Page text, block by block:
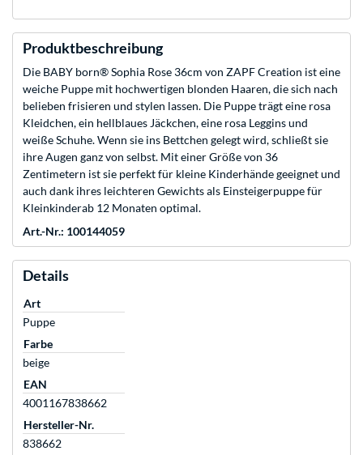
Produktbeschreibung
Die BABY born® Sophia Rose 36cm von ZAPF Creation ist eine
weiche Puppe mit hochwertigen blonden Haaren, die sich nach
belieben frisieren und stylen lassen. Die Puppe trägt eine rosa
Kleidchen, ein hellblaues Jäckchen, eine rosa Leggins und
weiße Schuhe. Wenn sie ins Bettchen gelegt wird, schließt sie
ihre Augen ganz von selbst. Mit einer Größe von 36
Zentimetern ist sie perfekt für kleine Kinderhände geeignet und
auch dank ihres leichteren Gewichts als Einsteigerpuppe für
Kleinkinderab 12 Monaten optimal.
Art.-Nr.: 100144059
Details
Art
Puppe
Farbe
beige
EAN
4001167838662
Hersteller-Nr.
838662